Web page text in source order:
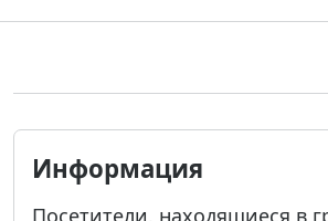
Информация